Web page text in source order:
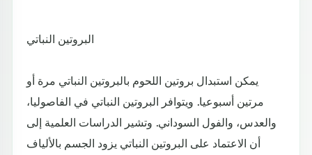
البروتين النباتي
يمكن استبدال بروتين اللحوم بالبروتين النباتي مرة أو
مرتين أسبوعيا. ويتوافر البروتين النباتي في الفاصوليا،
والعدس، والفول السوداني. وتشير الدراسات العلمية إلى
أن الاعتماد على البروتين النباتي يزود الجسم بالألياف